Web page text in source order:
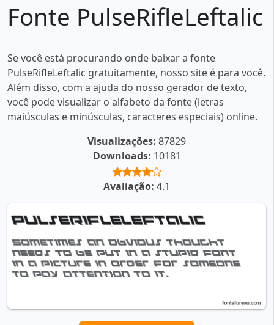
Fonte PulseRifleLeftalic
Se você está procurando onde baixar a fonte
PulseRifleLeftalic gratuitamente, nosso site é para você.
Além disso, com a ajuda do nosso gerador de texto,
você pode visualizar o alfabeto da fonte (letras
maiúsculas e minúsculas, caracteres especiais) online.
Visualizações: 87829
Downloads: 10181
Avaliação: 4.1